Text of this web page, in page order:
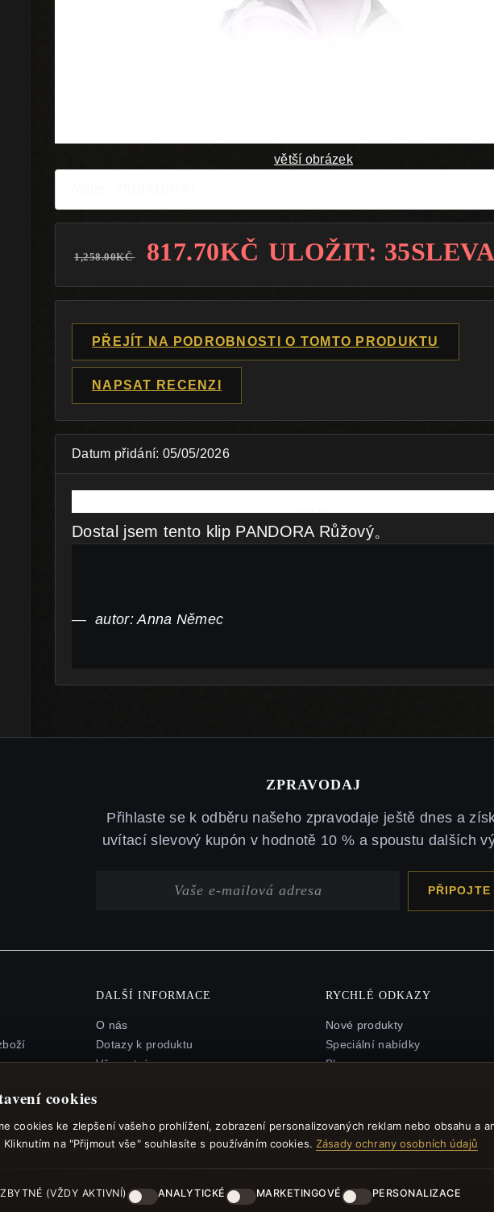
cookies
cookies ke zlepšení vašeho prohlížení, zobrazení personalizovaných reklam nebo obsahu a
Kliknutím na "Přijmout vše" souhlasíte s používáním cookies.Zásady ochrany osobních údajů
(VŽDY AKTIVNÍ) ANALYTICKÉ MARKETINGOVÉ PERSONALIZACE
větší obrázek
1,258.00KČ 817.70KČ ULOŽIT: 35SLEVA
PŘEJÍT NA PODROBNOSTI O TOMTO PRODUKTU
NAPSAT RECENZI
Datum přidání: 05/05/2026
Dostal jsem tento klip PANDORA Růžový。
autor: Anna Němec
ZPRAVODAJ
Přihlaste se k odběru našeho zpravodaje ještě dnes a
uvítací slevový kupón v hodnotě 10 % a spoustu dalších
PŘIPOJTE
DALŠÍ INFORMACE
O nás
Dotazy k produktu
Věrnostní program
Dárkový poukaz FAQ
Slevové kupóny
Odhlášení z odběru zpravodaje
RYCHLÉ ODKAZY
Nové produkty
Speciální nabídky
Blog